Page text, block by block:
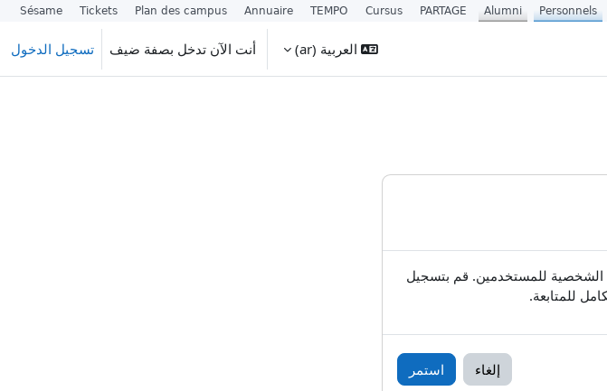
العربية ‎(ar)‎ أنت الآن تدخل بصفة ضيف تسجيل الدخول
الشخصية للمستخدمين. قم بتسجيل
للمتابعة.
إلغاء استمر
Personnels
Alumni
PARTAGE
Cursus
TEMPO
Annuaire
Plan des campus
Tickets
Sésame